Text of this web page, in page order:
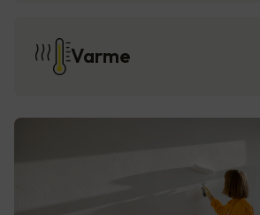
Varme